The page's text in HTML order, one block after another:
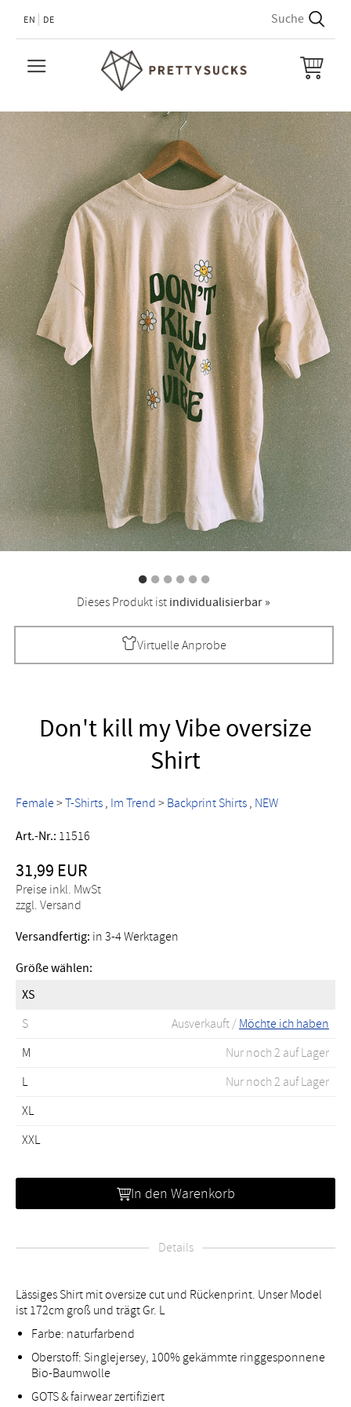
EN DE
Dieses Produkt ist individualisierbar »
Virtuelle Anprobe
Don't kill my Vibe oversize
Shirt
Female> T-Shirts Im Trend > Backprint Shirts NEW
Art.-Nr.: 11516
31,99 EUR
Preise inkl. MwSt
zzgl. Versand
Versandfertig: in 3-4 Werktagen
Größe wählen:
XS
S
Ausverkauft / Möchte ich haben
M
Nur noch 2 auf Lager
L
Nur noch 2 auf Lager
XL
XXL
In den Warenkorb
Details
Lässiges Shirt mit oversize cut und Rückenprint. Unser Model
ist 172cm groß und trägt Gr. L
Farbe: naturfarbend
Oberstoff: Singlejersey, 100% gekämmte ringgesponnene
Bio-Baumwolle
GOTS & fairwear zertifiziert